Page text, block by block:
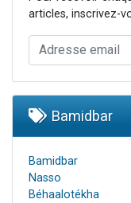
articles, inscrivez-
Bamidbar
Bamidbar
Nasso
Béhaalotékha